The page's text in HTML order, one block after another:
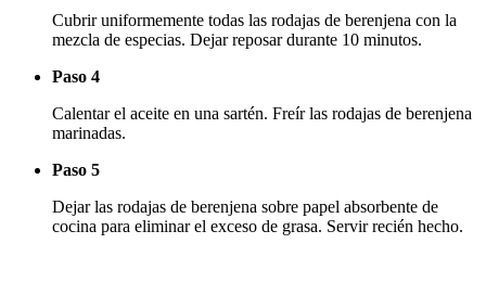
Cubrir uniformemente todas las rodajas de berenjena con la
mezcla de especias. Dejar reposar durante 10 minutos.
Paso 4
Calentar el aceite en una sartén. Freír las rodajas de berenjena
marinadas.
Paso 5
Dejar las rodajas de berenjena sobre papel absorbente de
cocina para eliminar el exceso de grasa. Servir recién hecho.